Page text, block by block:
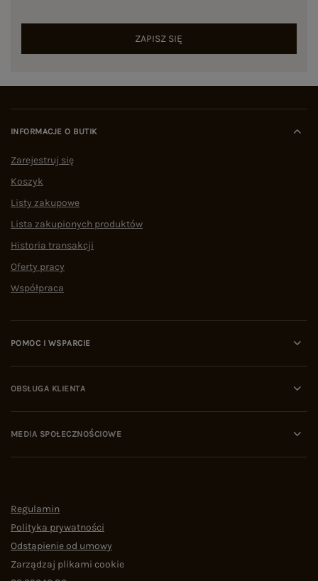
ZAPISZ SIĘ
INFORMACJE O BUTIK
Zarejestruj się
Koszyk
Listy zakupowe
Lista zakupionych produktów
Historia transakcji
Oferty pracy
Współpraca
POMOC I WSPARCIE
OBSŁUGA KLIENTA
MEDIA SPOŁECZNOŚCIOWE
Regulamin
Polityka prywatności
Odstąpienie od umowy
Zarządzaj plikami cookie